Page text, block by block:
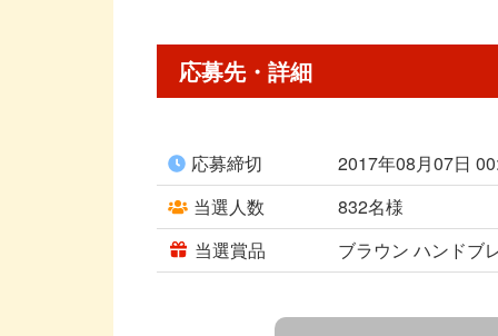
応募先・詳細
応募締切
2017年08月07日
当選人数
832名様
当選賞品
ブラウン ハンドブ